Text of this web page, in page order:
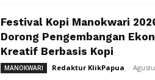
Festival Kopi Manokwari
Dorong Pengembangan
Kreatif Berbasis Kopi
MANOKWARI Redaktur KlikPapua -